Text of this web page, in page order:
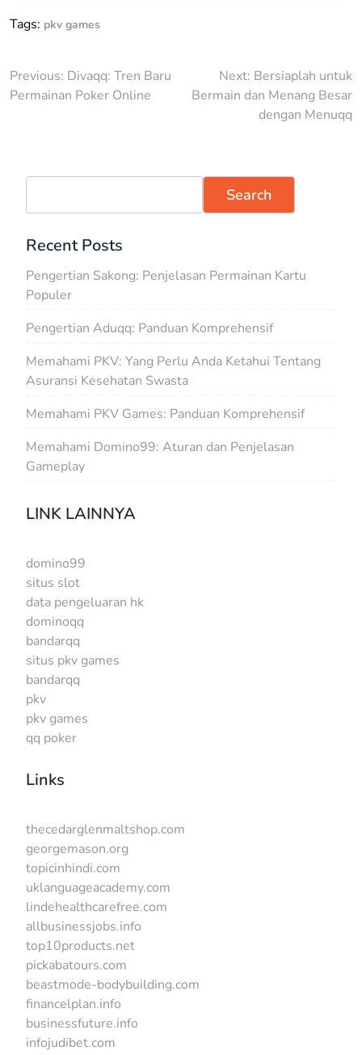
Tags: pkv games
Post
Previous: Divaqq: Tren Baru
Permainan Poker Online
Next: Bersiaplah untuk
Bermain dan Menang Besar
dengan Menuqq
Search
Recent Posts
Pengertian Sakong: Penjelasan Permainan Kartu
Populer
Pengertian Aduqq: Panduan Komprehensif
Memahami PKV: Yang Perlu Anda Ketahui Tentang
Asuransi Kesehatan Swasta
Memahami PKV Games: Panduan Komprehensif
Memahami Domino99: Aturan dan Penjelasan
Gameplay
LINK LAINNYA
domino99
situs slot
data pengeluaran hk
dominoqq
bandarqq
situs pkv games
bandarqq
pkv
pkv games
qq poker
Links
thecedarglenmaltshop.com
georgemason.org
topicinhindi.com
uklanguageacademy.com
lindehealthcarefree.com
allbusinessjobs.info
top10products.net
pickabatours.com
beastmode-bodybuilding.com
financelplan.info
businessfuture.info
infojudibet.com